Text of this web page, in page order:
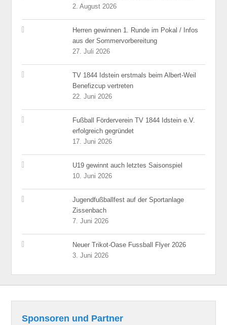
2. August 2026
Herren gewinnen 1. Runde im Pokal / Infos
aus der Sommervorbereitung
27. Juli 2026
TV 1844 Idstein erstmals beim Albert-Weil
Benefizcup vertreten
22. Juni 2026
Fußball Förderverein TV 1844 Idstein e.V.
erfolgreich gegründet
17. Juni 2026
U19 gewinnt auch letztes Saisonspiel
10. Juni 2026
Jugendfußballfest auf der Sportanlage
Zissenbach
7. Juni 2026
Neuer Trikot-Oase Fussball Flyer 2026
3. Juni 2026
Sponsoren und Partner